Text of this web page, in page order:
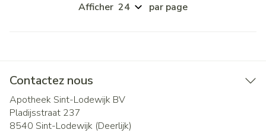
Afficher par page
Contactez nous
Apotheek Sint-Lodewijk BV
Pladijsstraat 237
8540 Sint-Lodewijk (Deerlijk)